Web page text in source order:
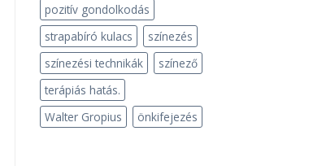
pozitív gondolkodás
strapabíró kulacs
színezés
színezési technikák
színező
terápiás hatás.
Walter Gropius
önkifejezés